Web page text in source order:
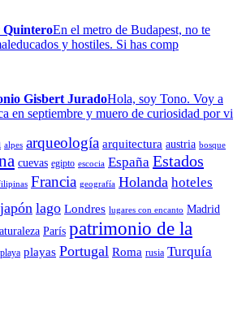
En el metro de Budapest, no te
y hostiles. Si has comp
Gisbert JuradoHola, soy Tono. Voy a
en septiembre y muero de curiosidad por vi
alpes arqueología arquitectura austria bosque
cuevas egipto escocia España Estados
Francia geografía Holanda hoteles
japón lago Londres lugares con encanto Madrid
París patrimonio de la
playa playas Portugal Roma rusia Turquía